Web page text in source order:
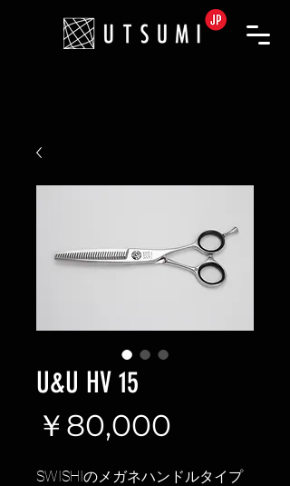
U&U HV 15
￥80,000
格
SWISHIのメガネハンドルタイプ